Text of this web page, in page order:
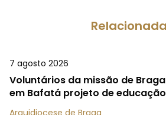
7 agosto 2026
Voluntários da missão de
em Bafatá projeto de